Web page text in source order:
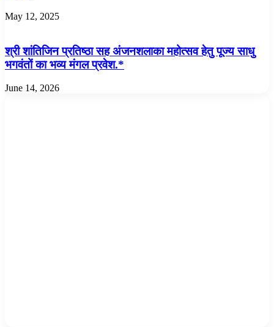
May 12, 2025
श्री शांतिजिन प्रतिष्ठा सह अंजनशलाका महोत्सव हेतु पूज्य साधु
भगवंतों का भव्य मंगल प्रवेश.*
June 14, 2026